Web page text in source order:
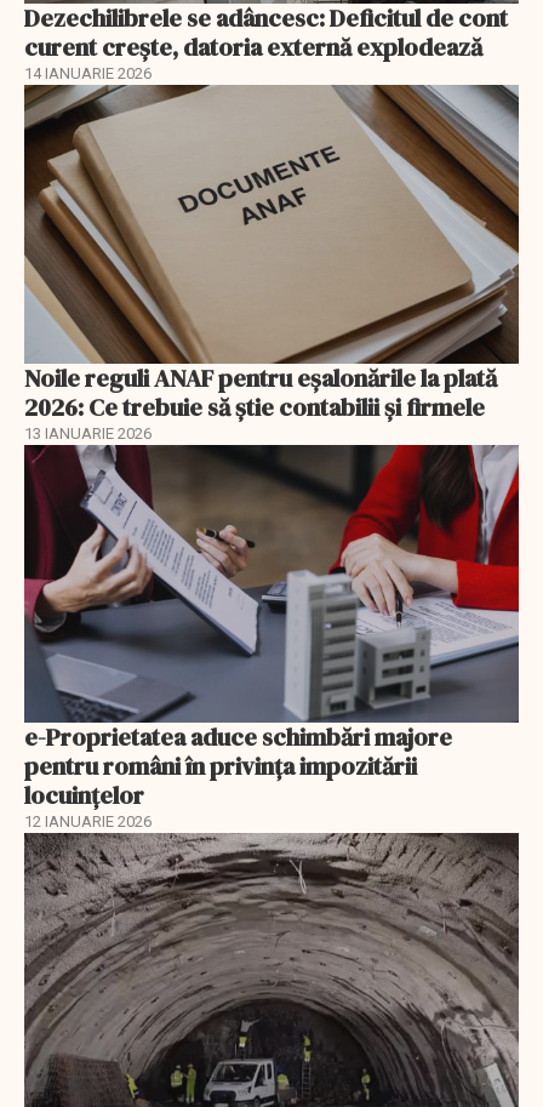
Dezechilibrele se adâncesc: Deficitul de cont
curent crește, datoria externă explodează
14 IANUARIE 2026
Noile reguli ANAF pentru eşalonările la plată
2026: Ce trebuie să știe contabilii și firmele
13 IANUARIE 2026
e-Proprietatea aduce schimbări majore
pentru români în privinţa impozitării
locuințelor
12 IANUARIE 2026